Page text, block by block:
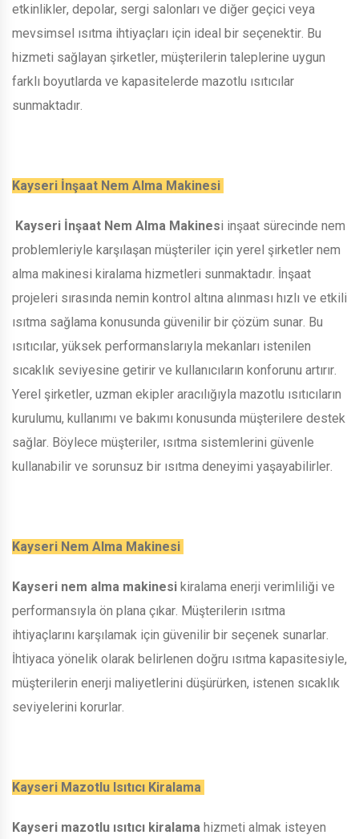
etkinlikler, depolar, sergi salonları ve diğer geçici veya
mevsimsel ısıtma ihtiyaçları için ideal bir seçenektir. Bu
hizmeti sağlayan şirketler, müşterilerin taleplerine uygun
farklı boyutlarda ve kapasitelerde mazotlu ısıtıcılar
sunmaktadır.
Kayseri İnşaat Nem Alma Makinesi
Kayseri İnşaat Nem Alma Makinesi inşaat sürecinde nem
problemleriyle karşılaşan müşteriler için yerel şirketler nem
alma makinesi kiralama hizmetleri sunmaktadır. İnşaat
projeleri sırasında nemin kontrol altına alınması hızlı ve etkili
ısıtma sağlama konusunda güvenilir bir çözüm sunar. Bu
ısıtıcılar, yüksek performanslarıyla mekanları istenilen
sıcaklık seviyesine getirir ve kullanıcıların konforunu artırır.
Yerel şirketler, uzman ekipler aracılığıyla mazotlu ısıtıcıların
kurulumu, kullanımı ve bakımı konusunda müşterilere destek
sağlar. Böylece müşteriler, ısıtma sistemlerini güvenle
kullanabilir ve sorunsuz bir ısıtma deneyimi yaşayabilirler.
Kayseri Nem Alma Makinesi
Kayseri nem alma makinesi kiralama enerji verimliliği ve
performansıyla ön plana çıkar. Müşterilerin ısıtma
ihtiyaçlarını karşılamak için güvenilir bir seçenek sunarlar.
İhtiyaca yönelik olarak belirlenen doğru ısıtma kapasitesiyle,
müşterilerin enerji maliyetlerini düşürürken, istenen sıcaklık
seviyelerini korurlar.
Kayseri Mazotlu Isıtıcı Kiralama
Kayseri mazotlu ısıtıcı kiralama hizmeti almak isteyen